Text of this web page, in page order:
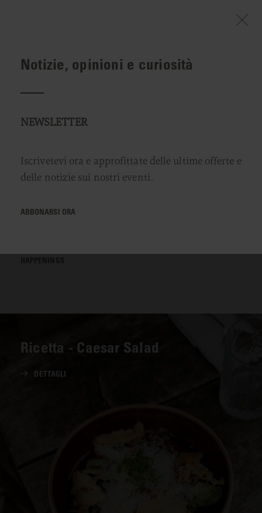
Notizie, opinioni e curiosità
NEWSLETTER
Iscrivetevi ora e approfittate delle ultime offerte e
delle notizie sui nostri eventi.
ABBONARSI ORA
BENVENUTO INFO & SERVIZI EVENTS & STORIES
Reichhalter accadono cose belle, dalle quali
scriviamo storie piacevoli. Fatevi coinvolgere!
Ricetta - Caesar Salad
DETTAGLI